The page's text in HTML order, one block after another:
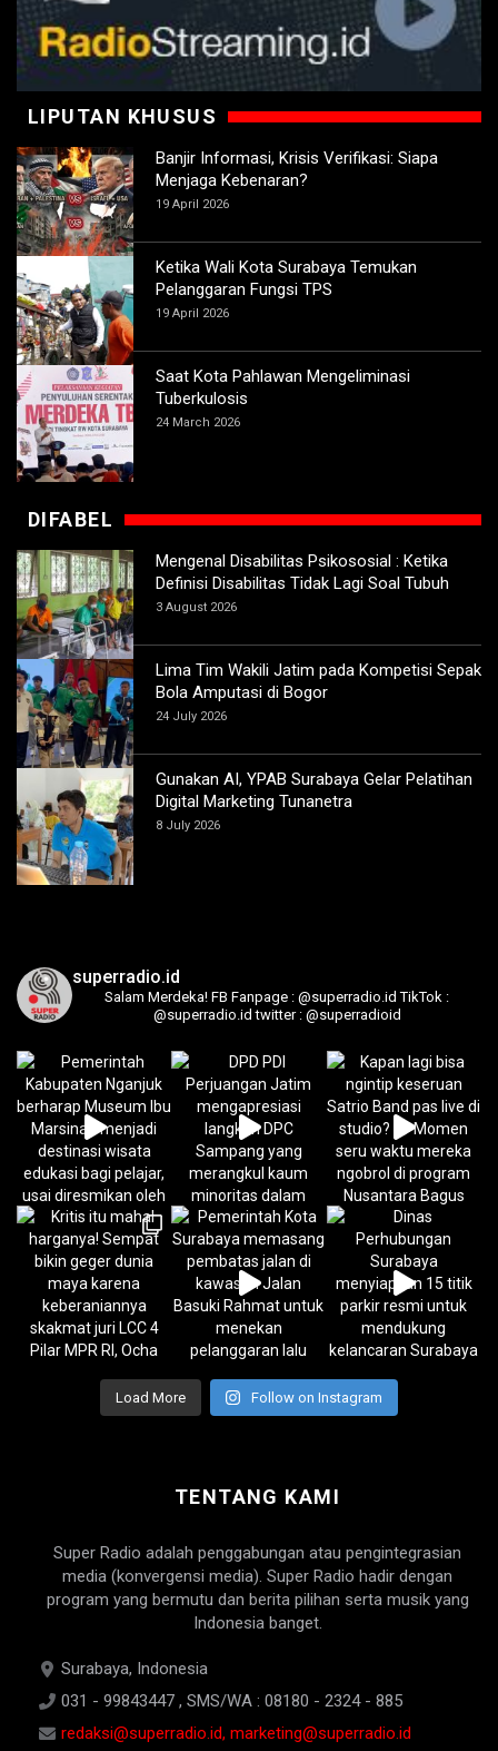
LIPUTAN KHUSUS
Banjir Informasi, Krisis Verifikasi: Siapa
Menjaga Kebenaran?
19 April 2026
Ketika Wali Kota Surabaya Temukan
Pelanggaran Fungsi TPS
19 April 2026
Saat Kota Pahlawan Mengeliminasi
Tuberkulosis
24 March 2026
DIFABEL
Mengenal Disabilitas Psikososial : Ketika
Definisi Disabilitas Tidak Lagi Soal Tubuh
3 August 2026
Lima Tim Wakili Jatim pada Kompetisi Sepak
Bola Amputasi di Bogor
24 July 2026
Gunakan AI, YPAB Surabaya Gelar Pelatihan
Digital Marketing Tunanetra
8 July 2026
superradio.id
Salam Merdeka! FB Fanpage : @superradio.id TikTok :
@superradio.id twitter : @superradioid
Load More Follow on Instagram
TENTANG KAMI
Super Radio adalah penggabungan atau pengintegrasian
media (konvergensi media). Super Radio hadir dengan
program yang bermutu dan berita pilihan serta musik yang
Indonesia banget.
Surabaya, Indonesia
031 - 99843447 , SMS/WA : 08180 - 2324 - 885
redaksi@superradio.id, marketing@superradio.id